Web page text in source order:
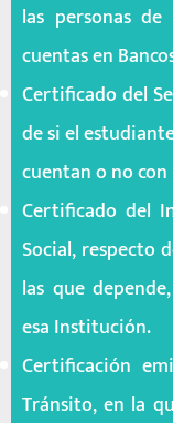
las personas
cuentas en
Certificado del
de si el
cuentan o no
Certificado del
Social, respecto
las que
esa Institución.
Certificación
Tránsito, en la